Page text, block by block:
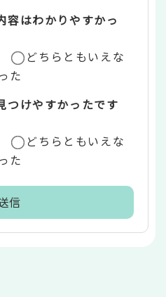
容はわかりやすかっ
どちらともいえな
た
つけやすかったです
どちらともいえな
た